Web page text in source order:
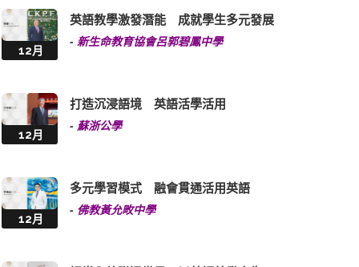
12月
英語教學激發潛能 成就學生多元發展
- 新生命教育協會呂郭碧鳳中學
12月
打造沉浸語境 英語活學活用
- 蘇浙公學
12月
多元學習模式 融會貫通活用英語
- 佛教黃允畋中學